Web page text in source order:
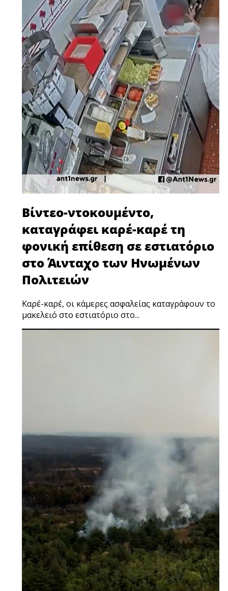
Βίντεο-ντοκουμέντο,
καταγράφει καρέ-καρέ τη
φονική επίθεση σε εστιατόριο
στο Άινταχο των Ηνωμένων
Πολιτειών
Καρέ-καρέ, οι κάμερες ασφαλείας καταγράφουν το
μακελειό στο εστιατόριο στο...